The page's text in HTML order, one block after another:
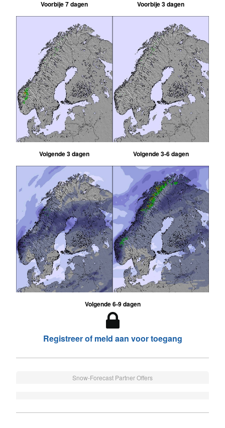
Voorbije 7 dagen Voorbije 3 dagen
Volgende 3 dagen Volgende 3-6 dagen
Volgende 6-9 dagen
Registreer of meld aan voor toegang
Snow-Forecast Partner Offers